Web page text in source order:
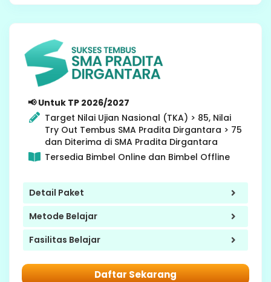
📢 Untuk TP 2026/2027
Target Nilai Ujian Nasional (TKA) > 85, Nilai
Try Out Tembus SMA Pradita Dirgantara > 75
dan Diterima di SMA Pradita Dirgantara
Tersedia Bimbel Online dan Bimbel Offline
Detail Paket
Metode Belajar
Fasilitas Belajar
Daftar Sekarang